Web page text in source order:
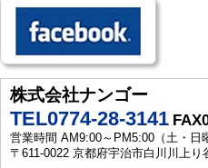
株式会社ナンゴー
TEL0774-28-3141
営業時間 AM9:00～PM5:00（土・日
〒611-0022 京都府宇治市白川川上り